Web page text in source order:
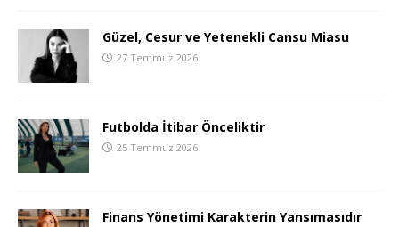
Güzel, Cesur ve Yetenekli Cansu Miasu
27 Temmuz 2026
Futbolda İtibar Önceliktir
25 Temmuz 2026
Finans Yönetimi Karakterin Yansımasıdır